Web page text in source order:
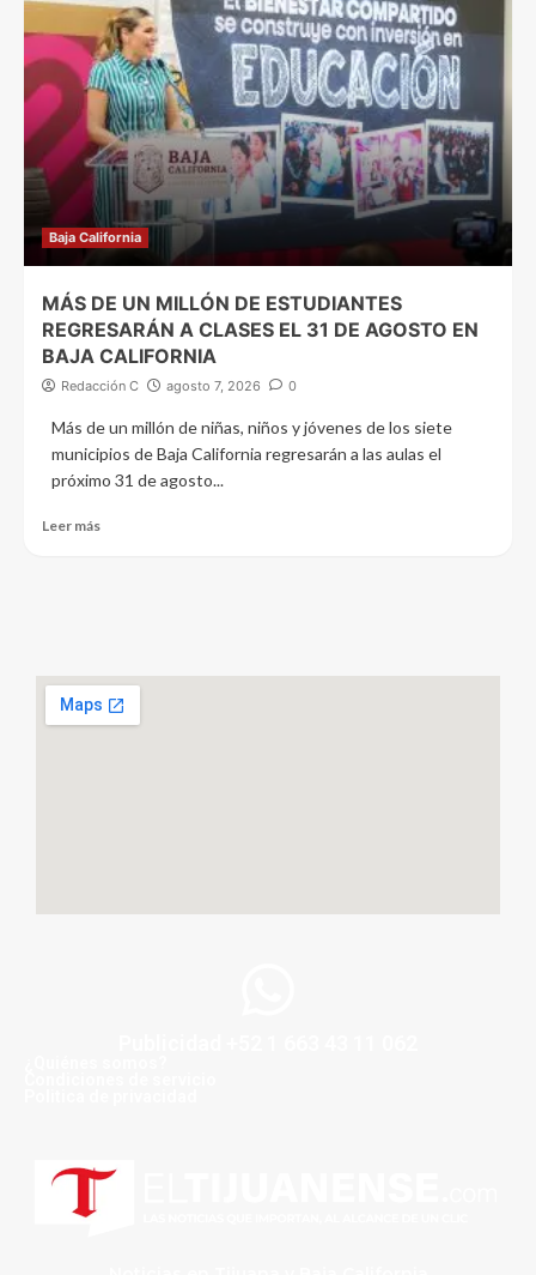
Baja California
MÁS DE UN MILLÓN DE ESTUDIANTES
REGRESARÁN A CLASES EL 31 DE AGOSTO EN
BAJA CALIFORNIA
Redacción C agosto 7, 2026 0
Más de un millón de niñas, niños y jóvenes de los siete
municipios de Baja California regresarán a las aulas el
próximo 31 de agosto...
Leer más